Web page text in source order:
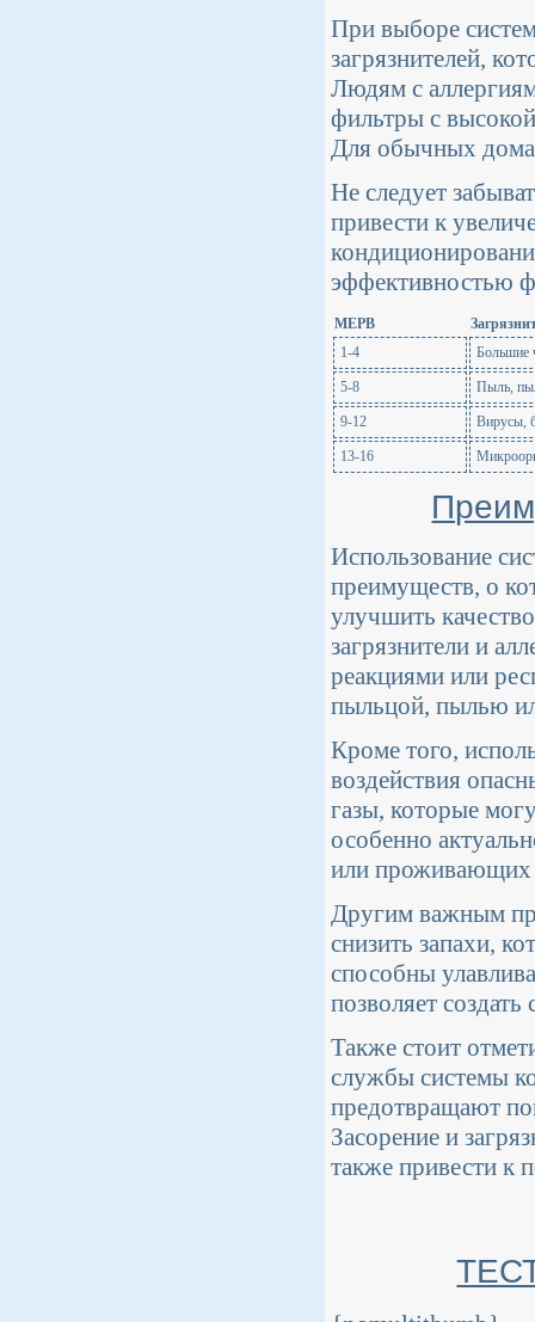
При выборе
загрязнителей,
Людям с
фильтры с
Для обычных
Не следует
привести к
эффективностью
МЕРВ
1-4
Большие
5-8 Пыль,
9-12 Вирусы,
13-16
Использование
преимуществ, о
улучшить
загрязнители и
реакциями или
пыльцой, пылью
Кроме того,
воздействия
газы, которые
особенно
или проживающих
Другим важным
снизить запахи,
способны
позволяет
Также стоит
службы системы
предотвращают
Засорение и
также привести к